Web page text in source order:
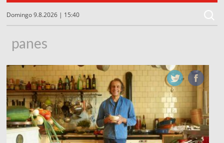
Domingo 9.8.2026 | 15:40
panes